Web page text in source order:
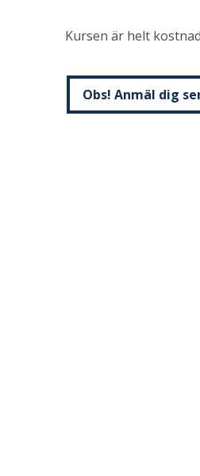
Kursen är helt
Obs! Anmäl dig